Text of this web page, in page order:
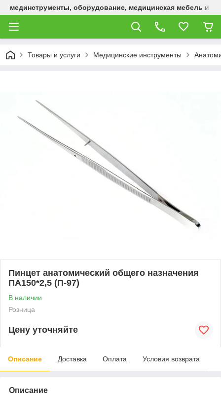
мединструменты, оборудование, медицинская мебель и
Товары и услуги Медицинские инструменты
Пинцет анатомический общего назначения
ПА150*2,5 (П-97)
В наличии
Розница
Цену уточняйте
Описание Доставка Оплата Условия возврата
Описание